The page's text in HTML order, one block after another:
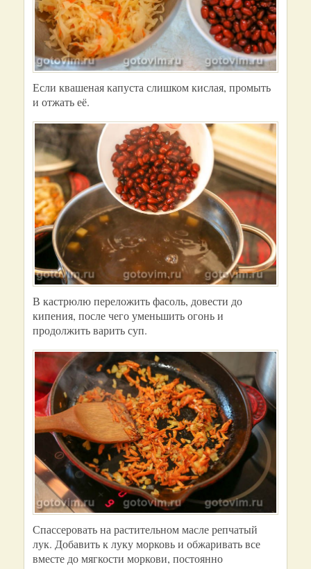
Если квашеная капуста слишком кислая, промыть
и отжать её.
В кастрюлю переложить фасоль, довести до
кипения, после чего уменьшить огонь и
продолжить варить суп.
Спассеровать на растительном масле репчатый
лук. Добавить к луку морковь и обжаривать все
вместе до мягкости моркови, постоянно